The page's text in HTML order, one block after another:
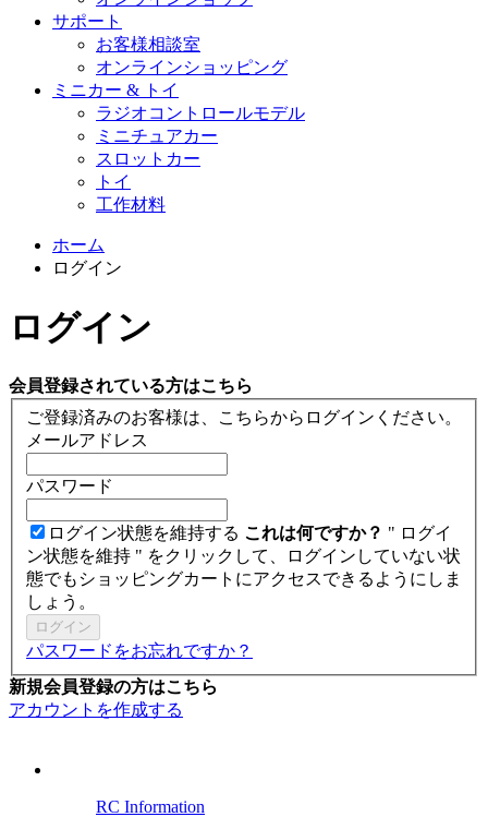
サポート
お客様相談室
オンラインショッピング
ミニカー & トイ
ラジオコントロールモデル
ミニチュアカー
スロットカー
トイ
工作材料
ホーム
ログイン
ログイン
会員登録されている方はこちら
ご登録済みのお客様は、こちらからログインください。
メールアドレス
パスワード
ログイン状態を維持する これは何ですか？ " ログイ
ン状態を維持 " をクリックして、ログインしていない状
態でもショッピングカートにアクセスできるようにしま
しょう。
ログイン
パスワードをお忘れですか？
新規会員登録の方はこちら
アカウントを作成する
RC Information